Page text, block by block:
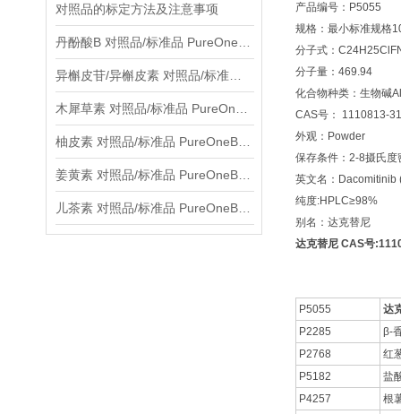
对照品的标定方法及注意事项
产品编号：P5055
规格：最小标准规格
分子式：
分子量：469.94
化合物种类：生物碱
CAS号： 1110813-
外观：Powder
保存条件：2-8摄氏度
英文名：Dacomitinib
纯度:HPLC≥98%
别名：达克替尼
达克替尼 CAS号
P5055
达
P2285
β-
P2768
红
P5182
盐
P4257
根